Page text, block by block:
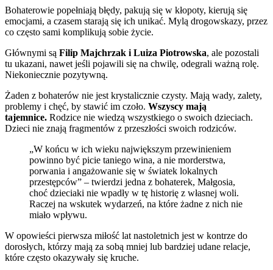
Bohaterowie popełniają błędy, pakują się w kłopoty, kierują się
emocjami, a czasem starają się ich unikać. Mylą drogowskazy, przez
co często sami komplikują sobie życie.
Głównymi są Filip Majchrzak i Luiza Piotrowska, ale pozostali
tu ukazani, nawet jeśli pojawili się na chwilę, odegrali ważną rolę.
Niekoniecznie pozytywną.
Żaden z bohaterów nie jest krystalicznie czysty. Mają wady, zalety,
problemy i chęć, by stawić im czoło. Wszyscy mają
tajemnice. Rodzice nie wiedzą wszystkiego o swoich dzieciach.
Dzieci nie znają fragmentów z przeszłości swoich rodziców.
„W końcu w ich wieku największym przewinieniem
powinno być picie taniego wina, a nie morderstwa,
porwania i angażowanie się w światek lokalnych
przestępców” – twierdzi jedna z bohaterek, Małgosia,
choć dzieciaki nie wpadły w tę historię z własnej woli.
Raczej na wskutek wydarzeń, na które żadne z nich nie
miało wpływu.
W opowieści pierwsza miłość lat nastoletnich jest w kontrze do
dorosłych, którzy mają za sobą mniej lub bardziej udane relacje,
które często okazywały się kruche.